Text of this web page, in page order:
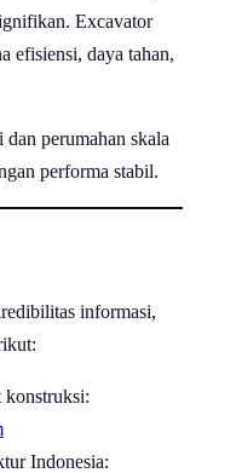
Excavator
efisiensi, daya tahan,
perumahan skala
performa stabil.
informasi,
konstruksi:
Indonesia: